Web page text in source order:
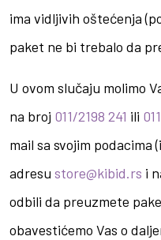
ima vidljivih oštećenja
paket ne bi trebalo da
U ovom slučaju molimo
na broj 011/2198 241 ili
mail sa svojim podacima
adresu store@kibid.rs i
odbili da preuzmete
obavestićemo Vas o